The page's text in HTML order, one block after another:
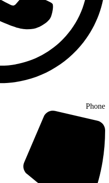
Phone